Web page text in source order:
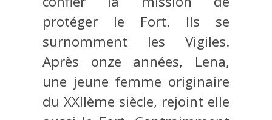
protéger le Fort. Ils se
surnomment les Vigiles.
Après onze années, Lena,
une jeune femme originaire
du XXIIème siècle, rejoint elle